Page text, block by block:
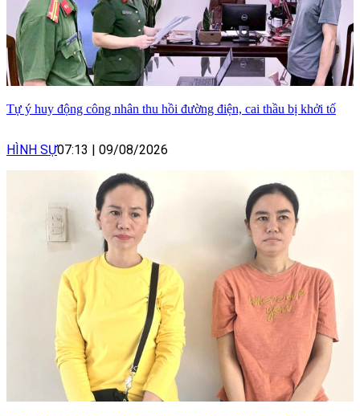
Tự ý huy động công nhân thu hồi đường điện, cai thầu bị khởi tố
HÌNH SỰ07:13 | 09/08/2026